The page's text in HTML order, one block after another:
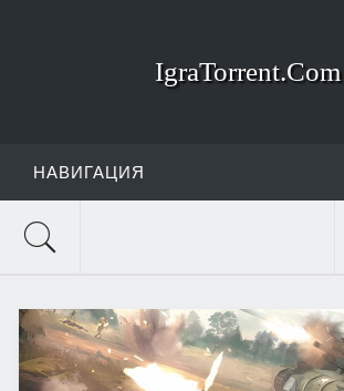
IgraTorrent.Com
НАВИГАЦИЯ